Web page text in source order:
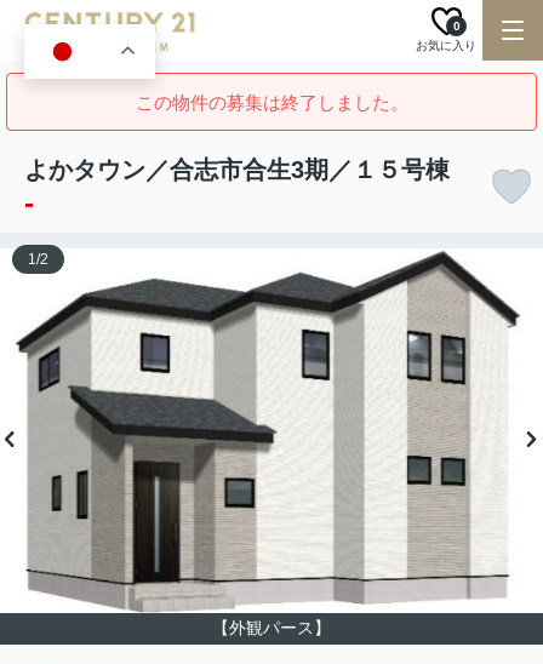
お気に入り
0
この物件の募集は終了しました。
よかタウン／合志市合生3期／１５号棟
-
【外観パース】
1/2